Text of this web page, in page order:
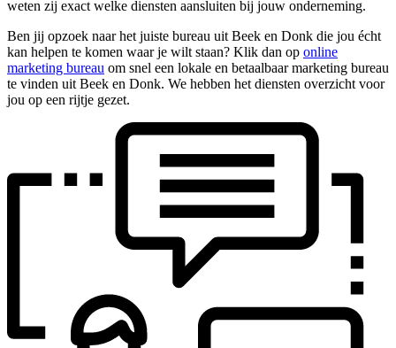
weten zij exact welke diensten aansluiten bij jouw onderneming.
Ben jij opzoek naar het juiste bureau uit Beek en Donk die jou écht
kan helpen te komen waar je wilt staan? Klik dan op online
marketing bureau om snel een lokale en betaalbaar marketing bureau
te vinden uit Beek en Donk. We hebben het diensten overzicht voor
jou op een rijtje gezet.